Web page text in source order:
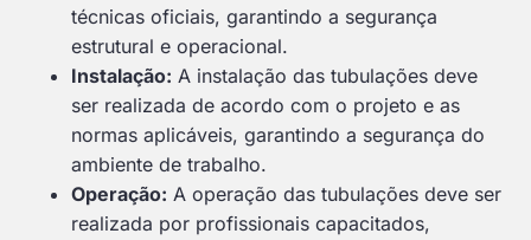
técnicas oficiais, garantindo a segurança
estrutural e operacional.
Instalação: A instalação das tubulações deve
ser realizada de acordo com o projeto e as
normas aplicáveis, garantindo a segurança do
ambiente de trabalho.
Operação: A operação das tubulações deve ser
realizada por profissionais capacitados,